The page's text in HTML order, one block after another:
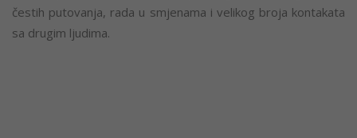
čestih putovanja, rada u smjenama i velikog broja kontakata
sa drugim ljudima.